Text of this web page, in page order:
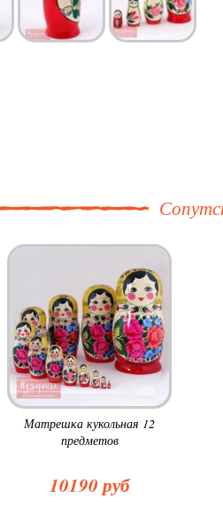
Матрешка кукольная 12
предметов
10190 руб